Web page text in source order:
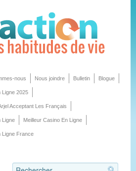
nous Nous joindre Bulletin Blogue
Ligne 2025
Acceptant Les Français
Ligne Meilleur Casino En Ligne
Ligne France